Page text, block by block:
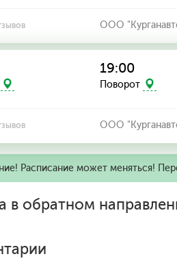
ООО
19:00
Поворот
ООО
Расписание может меняться!
в обратном